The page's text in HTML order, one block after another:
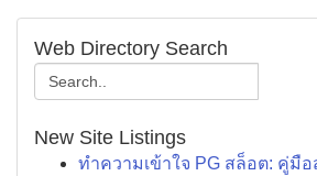
Web Directory Search
New Site Listings
ทำความเข้าใจ PG สล็อต: คู่มื